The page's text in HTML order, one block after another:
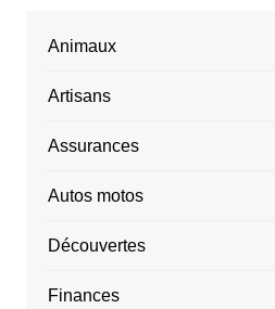
Animaux
Artisans
Assurances
Autos motos
Découvertes
Finances